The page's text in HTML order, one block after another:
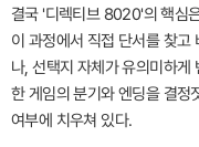
결국 '디렉티브 8020'의 핵심
이 과정에서 직접 단서를 찾고
나, 선택지 자체가 유의미하게
한 게임의 분기와 엔딩을 결정
여부에 치우쳐 있다.